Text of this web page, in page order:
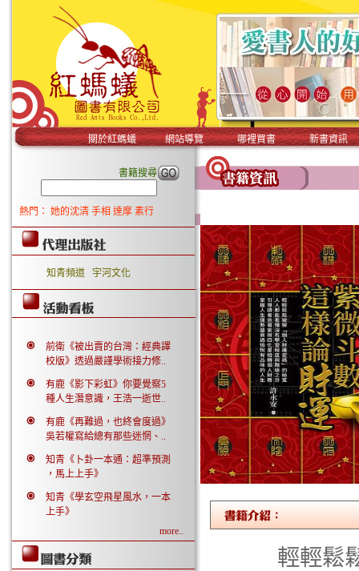
關於紅螞蟻 網站導覽 哪裡買書 新書資訊
書籍搜尋
熱門： 她的沈清 手相 達摩 素行
知青頻道 宇河文化
前衛《被出賣的台灣：經典譯
校版》透過嚴謹學術接力修..
有鹿《影下彩虹》你要覺察5
種人生潛意識，王浩一逝世..
有鹿《再難過，也終會度過》
吳若權寫給總有那些迷惘、..
知青《卜卦一本通：超準預測
，馬上上手》
知青《學玄空飛星風水，一本
上手》
more..
輕輕鬆